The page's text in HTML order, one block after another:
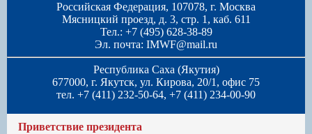
Российская Федерация, 107078, г. Москва
Мясницкий проезд, д. 3, стр. 1, каб. 611
Тел.: +7 (495) 628-38-89
Эл. почта: IMWF@mail.ru
Республика Саха (Якутия)
677000, г. Якутск, ул. Кирова, 20/1, офис 75
тел. +7 (411) 232-50-64, +7 (411) 234-00-90
Приветствие президента